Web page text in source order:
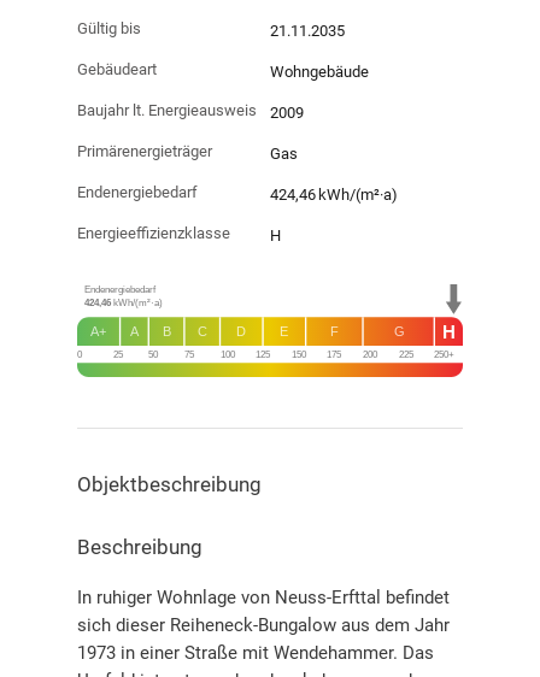
Gültig bis 21.11.2035
Gebäudeart Wohngebäude
Baujahr lt. Energieausweis 2009
Primärenergieträger Gas
Endenergie­bedarf 424,46 kWh/(m²·a)
Energie­effizienz­klasse H
0 25 50 75 100 125 150 175 200 225 250+
G
F
E
D
C
B
A
A+ H
Endenergiebedarf
424,46kWh/(m²·a)
Objekt­beschreibung
Beschreibung
In ruhiger Wohnlage von Neuss-Erfttal befindet
sich dieser Reiheneck-Bungalow aus dem Jahr
1973 in einer Straße mit Wendehammer. Das